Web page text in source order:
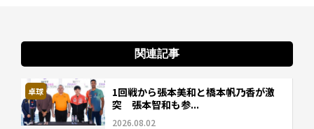
関連記事
卓球
1回戦から張本美和と橋本帆乃香が激
突 張本智和も参...
2026.08.02